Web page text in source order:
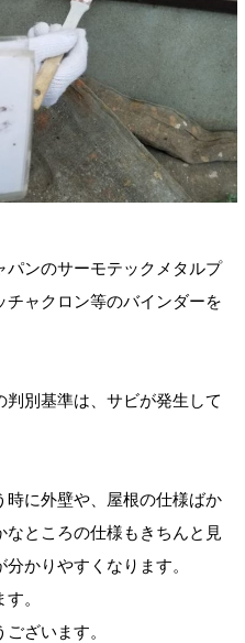
ンのサーモテックメタルプ
ャクロン等のバインダーを
別基準は、サビが発生して
時に外壁や、屋根の仕様ばか
なところの仕様もきちんと見
かりやすくなります。
。
ざいます。